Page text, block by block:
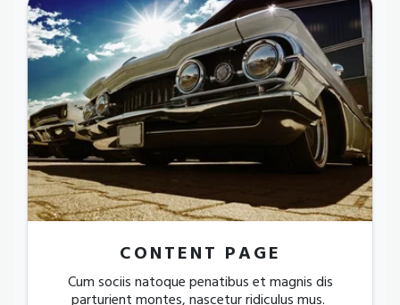
CONTENT PAGE
Cum sociis natoque penatibus et magnis dis